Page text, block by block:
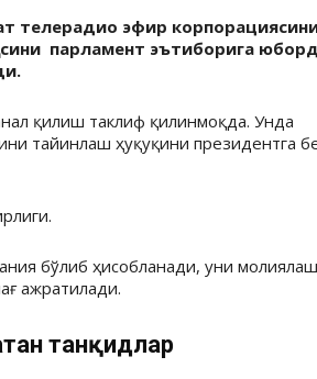
телерадио эфир
парламент эътиборига
қилиш таклиф қилинмоқда. Унда
тайинлаш ҳуқуқини президентга
бўлиб ҳисобланади, уни
ажратилади.
танқидлар